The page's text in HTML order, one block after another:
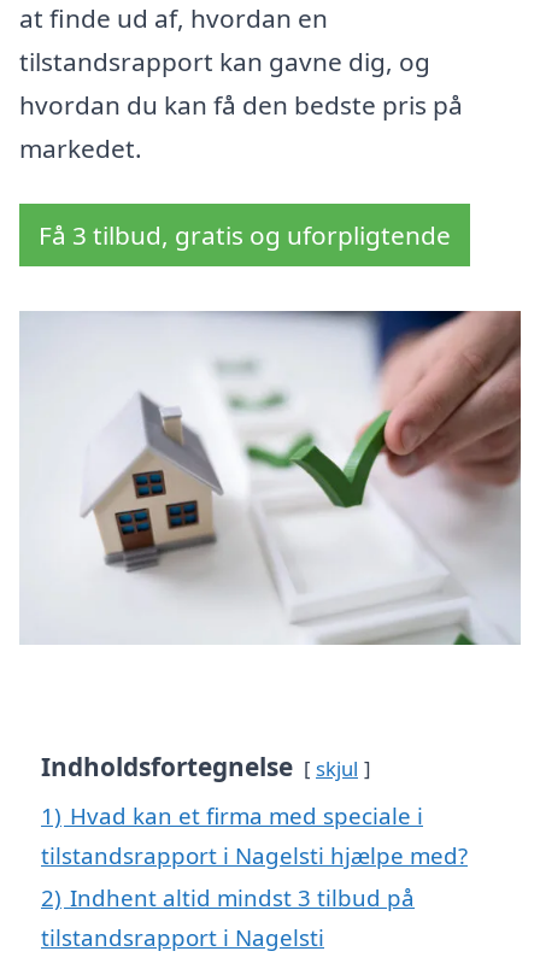
at finde ud af, hvordan en
tilstandsrapport kan gavne dig, og
hvordan du kan få den bedste pris på
markedet.
Få 3 tilbud, gratis og uforpligtende
Indholdsfortegnelse skjul
1) Hvad kan et firma med speciale i
tilstandsrapport i Nagelsti hjælpe med?
2) Indhent altid mindst 3 tilbud på
tilstandsrapport i Nagelsti